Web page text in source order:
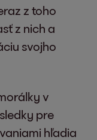
z toho
z nich a
svojho
v
pre
hľadia